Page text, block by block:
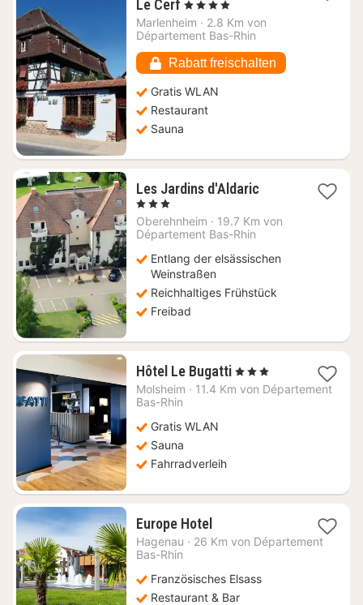
Le Cerf 1
Nacht
ab
€
, 4 Sterne
Marlenheim · 2.8 Km von
Département Bas-Rhin
Rabatt freischalten
Gratis WLAN
Restaurant
Sauna
Les Jardins d'Aldaric1
ab
, 3 Sterne
Oberehnheim · 19.7 Km von
Département Bas-Rhin
Entlang der elsässischen
Weinstraßen
Reichhaltiges Frühstück
Freibad
Hôtel Le Bugatti1
Nacht
, 3 Sterne
Molsheim · 11.4 Km von Département
Bas-Rhin
Gratis WLAN
Sauna
Fahrradverleih
Europe Hotel1
Nacht
€
Hagenau · 26 Km von Département
Bas-Rhin
Französisches Elsass
Restaurant & Bar